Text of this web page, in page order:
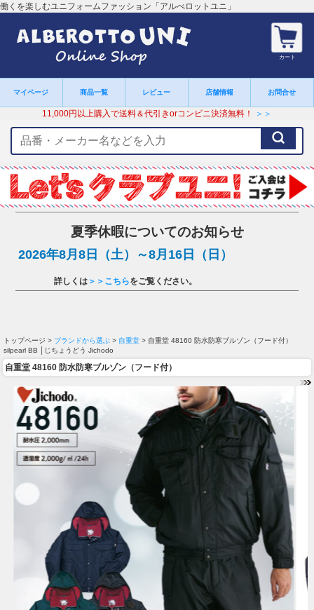
働くを楽しむユニフォームファッション「アルべロットユニ」
カート
マイページ 商品一覧 レビュー 店舗情報 お問合せ
11,000円以上購入で送料＆代引きorコンビニ決済無料！ ＞＞
ー
ワ
ー
ド
夏季休暇についてのお知らせ
2026年8月8日（土）～8月16日（日）
詳しくは ＞＞こちらをご覧ください。
トップページ > ブランドから選ぶ > 自重堂 > 自重堂 48160 防水防寒ブルゾン（フード付）
silpearl BB │じちょうどう Jichodo
自重堂 48160 防水防寒ブルゾン（フード付）